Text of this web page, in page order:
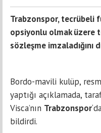
Trabzonspor, tecrübeli
opsiyonlu olmak üzere
sözleşme imzaladığını
Bordo-mavili kulüp,
yaptığı açıklamada,
Visca’nın Trabzonspor
bildirdi.